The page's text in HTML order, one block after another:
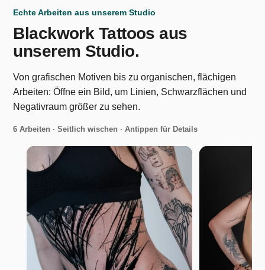
Echte Arbeiten aus unserem Studio
Blackwork Tattoos aus
unserem Studio.
Von grafischen Motiven bis zu organischen, flächigen
Arbeiten: Öffne ein Bild, um Linien, Schwarzflächen und
Negativraum größer zu sehen.
6 Arbeiten · Seitlich wischen · Antippen für Details